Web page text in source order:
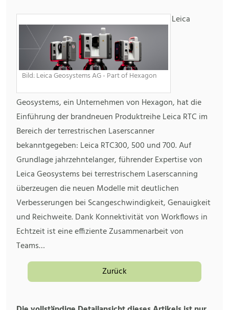
Bild: Leica Geosystems AG - Part of Hexagon
Leica
Geosystems, ein Unternehmen von Hexagon, hat die
Einführung der brandneuen Produktreihe Leica RTC im
Bereich der terrestrischen Laserscanner
bekanntgegeben: Leica RTC300, 500 und 700. Auf
Grundlage jahrzehntelanger, führender Expertise von
Leica Geosystems bei terrestrischem Laserscanning
überzeugen die neuen Modelle mit deutlichen
Verbesserungen bei Scangeschwindigkeit, Genauigkeit
und Reichweite. Dank Konnektivität von Workflows in
Echtzeit ist eine effiziente Zusammenarbeit von
Teams…
Zurück